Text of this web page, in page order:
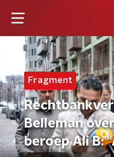
Fragment
Belleman
beroep Ali B: